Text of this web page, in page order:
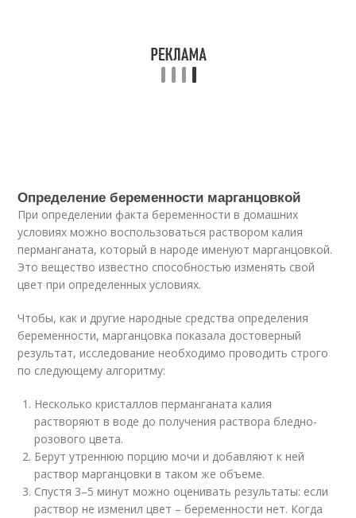
Определение беременности марганцовкой
При определении факта беременности в домашних
условиях можно воспользоваться раствором калия
перманганата, который в народе именуют марганцовкой.
Это вещество известно способностью изменять свой
цвет при определенных условиях.
Чтобы, как и другие народные средства определения
беременности, марганцовка показала достоверный
результат, исследование необходимо проводить строго
по следующему алгоритму:
Несколько кристаллов перманганата калия
растворяют в воде до получения раствора бледно-
розового цвета.
Берут утреннюю порцию мочи и добавляют к ней
раствор марганцовки в таком же объеме.
Спустя 3–5 минут можно оценивать результаты: если
раствор не изменил цвет – беременности нет. Когда